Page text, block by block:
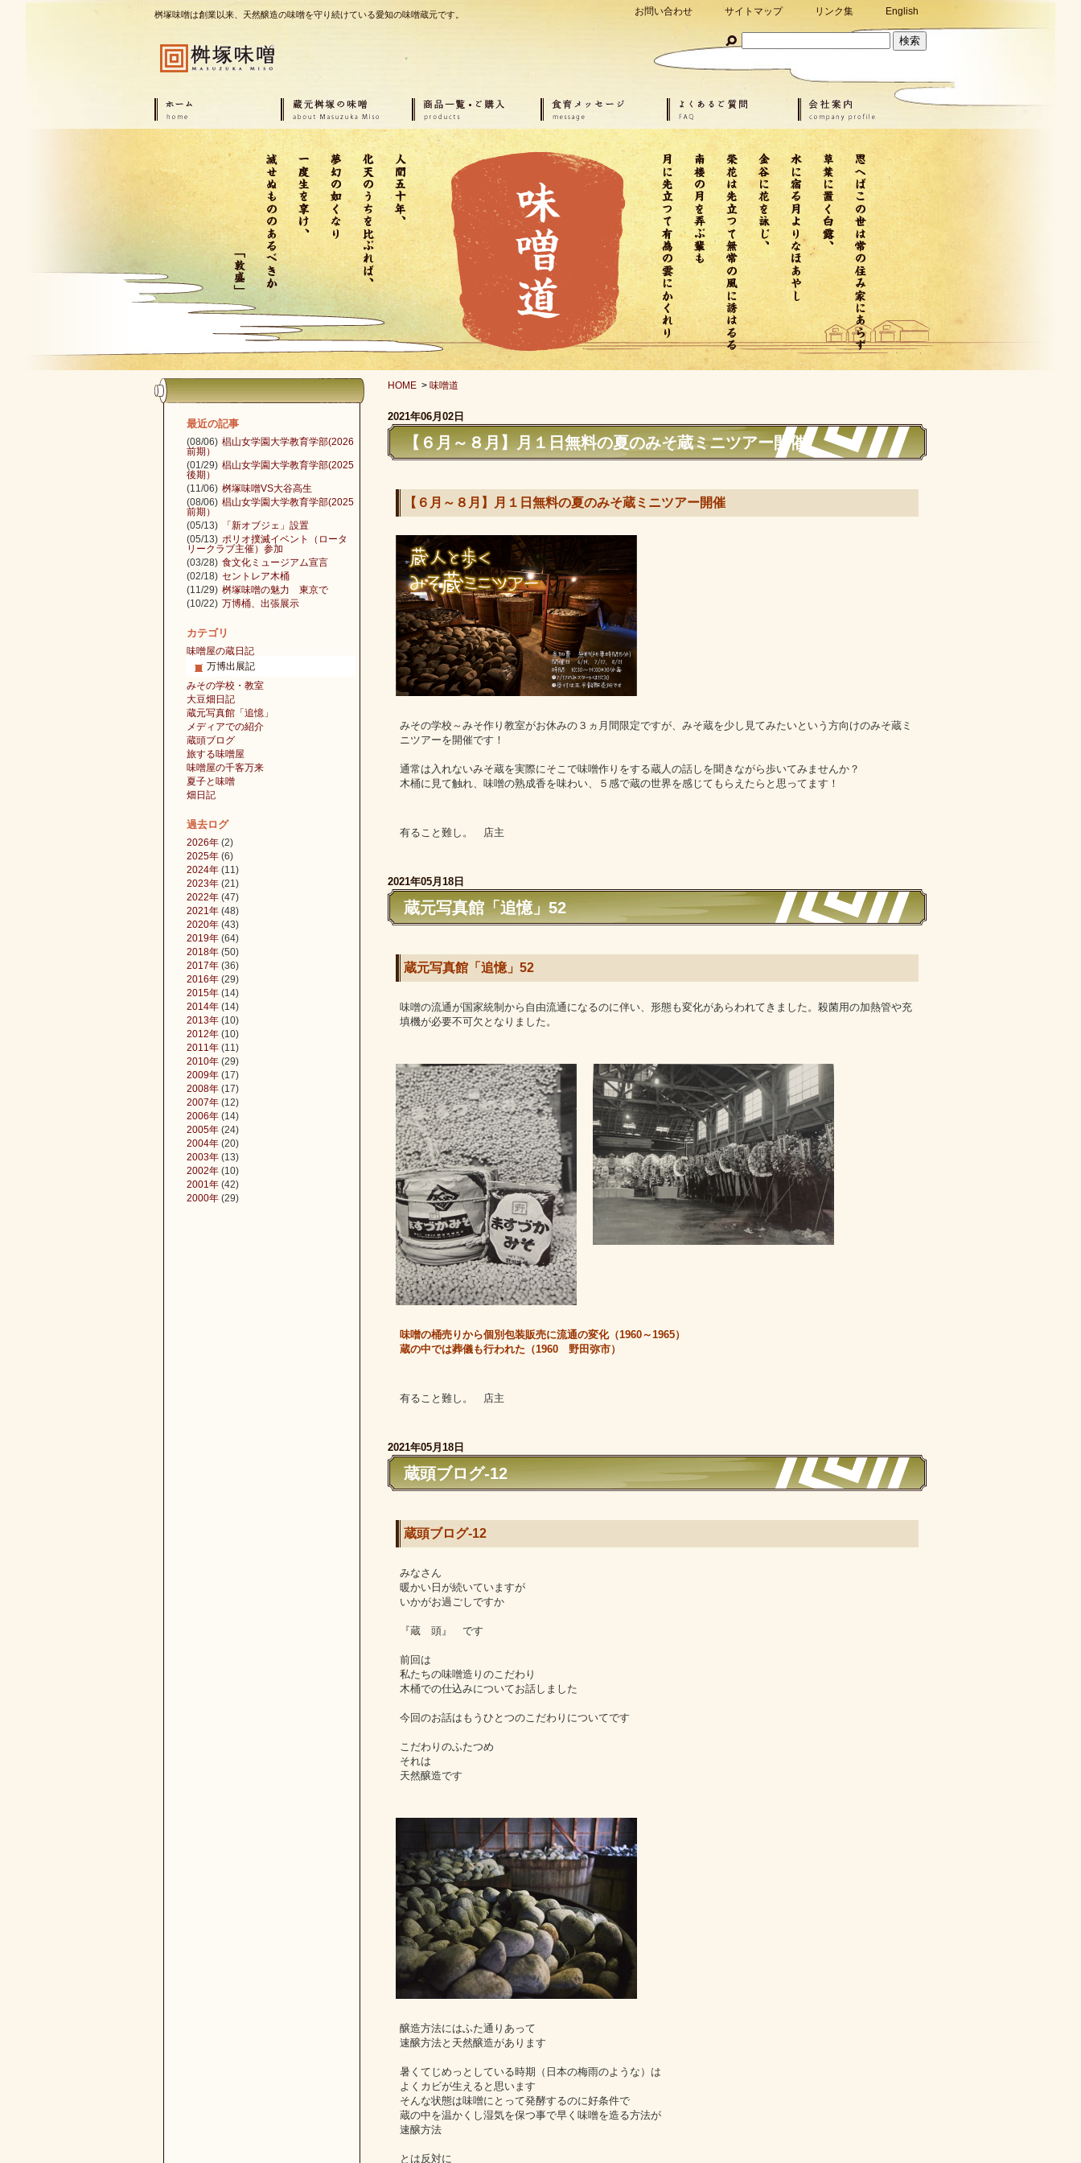
桝塚味噌は創業以来、天然醸造の味噌を守り続けている愛知の味噌蔵元です。 English
リンク集
サイトマップ
お問い合わせ
HOME > 味噌道
2021年06月02日
【６月～８月】月１日無料の夏のみそ蔵ミニツアー開催
【６月～８月】月１日無料の夏のみそ蔵ミニツアー開催
みその学校～みそ作り教室がお休みの３ヵ月間限定ですが、みそ蔵を少し見てみたいという方向けのみそ蔵ミ
ニツアーを開催です！
通常は入れないみそ蔵を実際にそこで味噌作りをする蔵人の話しを聞きながら歩いてみませんか？
木桶に見て触れ、味噌の熟成香を味わい、５感で蔵の世界を感じてもらえたらと思ってます！
有ること難し。 店主
2021年05月18日
蔵元写真館「追憶」52
蔵元写真館「追憶」52
味噌の流通が国家統制から自由流通になるのに伴い、形態も変化があらわれてきました。殺菌用の加熱管や充
填機が必要不可欠となりました。
味噌の桶売りから個別包装販売に流通の変化（1960～1965）
蔵の中では葬儀も行われた（1960 野田弥市）
有ること難し。 店主
2021年05月18日
蔵頭ブログ-12
蔵頭ブログ-12
みなさん
暖かい日が続いていますが
いかがお過ごしですか
『蔵 頭』 です
前回は
私たちの味噌造りのこだわり
木桶での仕込みについてお話しました
今回のお話はもうひとつのこだわりについてです
こだわりのふたつめ
それは
天然醸造です
醸造方法にはふた通りあって
速醸方法と天然醸造があります
暑くてじめっとしている時期（日本の梅雨のような）は
よくカビが生えると思います
そんな状態は味噌にとって発酵するのに好条件で
蔵の中を温かくし湿気を保つ事で早く味噌を造る方法が
速醸方法
とは反対に
最近の記事
(08/06) 椙山女学園大学教育学部(2026
前期）
(01/29) 椙山女学園大学教育学部(2025
後期）
(11/06) 桝塚味噌VS大谷高生
(08/06) 椙山女学園大学教育学部(2025
前期）
(05/13)
「新オブジェ」設置
(05/13) ポリオ撲滅イベント（ロータ
リークラブ主催）参加
(03/28) 食文化ミュージアム宣言
(02/18) セントレア木桶
(11/29) 桝塚味噌の魅力 東京で
(10/22) 万博桶、出張展示
カテゴリ
味噌屋の蔵日記
万博出展記
みその学校・教室
大豆畑日記
蔵元写真館「追憶」
メディアでの紹介
蔵頭ブログ
旅する味噌屋
味噌屋の千客万来
夏子と味噌
畑日記
過去ログ
2026年 (2)
2025年 (6)
2024年 (11)
2023年 (21)
2022年 (47)
2021年 (48)
2020年 (43)
2019年 (64)
2018年 (50)
2017年 (36)
2016年 (29)
2015年 (14)
2014年 (14)
2013年 (10)
2012年 (10)
2011年 (11)
2010年 (29)
2009年 (17)
2008年 (17)
2007年 (12)
2006年 (14)
2005年 (24)
2004年 (20)
2003年 (13)
2002年 (10)
2001年 (42)
2000年 (29)